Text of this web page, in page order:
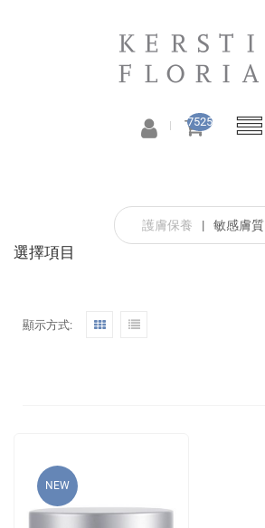
7525
護膚保養 | 敏感膚質
選擇項目
顯示方式:
NEW